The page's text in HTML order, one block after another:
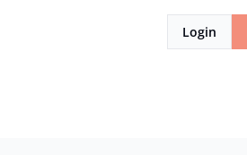
Login